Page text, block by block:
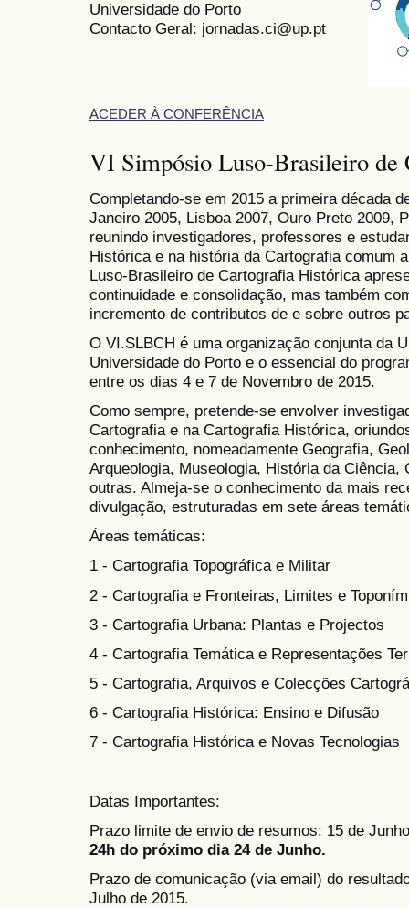
Universidade do Porto
Contacto Geral: jornadas.ci@up.pt
ACEDER À CONFERÊNCIA
VI Simpósio Luso-Brasileiro de
Completando-se em 2015 a primeira década
Janeiro 2005, Lisboa 2007, Ouro Preto 2009,
reunindo investigadores, professores e
Histórica e na história da Cartografia comum
Luso-Brasileiro de Cartografia Histórica
continuidade e consolidação, mas também
incremento de contributos de e sobre outros
O VI.SLBCH é uma organização conjunta da
Universidade do Porto e o essencial do
entre os dias 4 e 7 de Novembro de 2015.
Como sempre, pretende-se envolver
Cartografia e na Cartografia Histórica,
conhecimento, nomeadamente Geografia,
Arqueologia, Museologia, História da Ciência,
outras. Almeja-se o conhecimento da mais
divulgação, estruturadas em sete áreas
Áreas temáticas:
1 - Cartografia Topográfica e Militar
2 - Cartografia e Fronteiras, Limites e
3 - Cartografia Urbana: Plantas e Projectos
4 - Cartografia Temática e Representações
5 - Cartografia, Arquivos e Colecções
6 - Cartografia Histórica: Ensino e Difusão
7 - Cartografia Histórica e Novas Tecnologias
Datas Importantes:
Prazo limite de envio de resumos: 15 de
24h do próximo dia 24 de Junho.
Prazo de comunicação (via email) do
Julho de 2015.